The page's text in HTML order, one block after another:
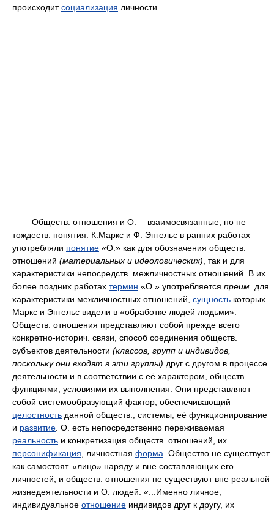
происходитсоциализация личности.
Обществ. отношения и О.— взаимосвязанные, но не
тождеств. понятия. К.Маркс и Ф. Энгельс в ранних работах
употребляли понятие «О.» как для обозначения обществ.
отношений (материальных и идеологических) , так и для
характеристики непосредств. межличностных отношений. В их
более поздних работах термин «О.» употребляется преим. для
характеристики межличностных отношений, сущность которых
Маркс и Энгельс видели в «обработке людей людьми».
Обществ. отношения представляют собой прежде всего
конкретно-историч. связи, способ соединения обществ.
субъектов деятельности (классов, групп и индивидов,
поскольку они входят в эти группы) друг с другом в процессе
деятельности и в соответствии с её характером, обществ.
функциями, условиями их выполнения. Они представляют
собой системообразующий фактор, обеспечивающий
целостность данной обществ., системы, её функционирование
и развитие . О. есть непосредственно переживаемая
реальность и конкретизация обществ. отношений, их
персонификация , личностная форма . Общество не существует
как самостоят. «лицо» наряду и вне составляющих его
личностей, и обществ. отношения не существуют вне реальной
жизнедеятельности и О. людей. «...Именно личное,
индивидуальное отношение индивидов друг к другу, их